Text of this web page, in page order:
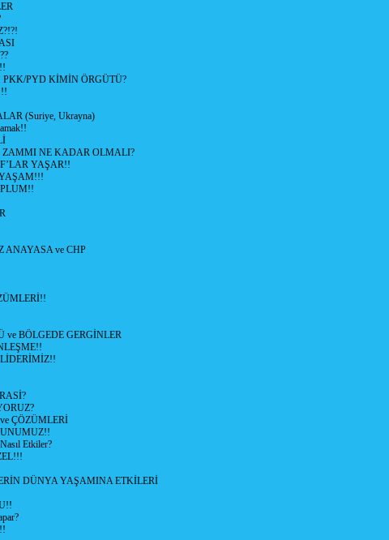
PYD KİMİN ÖRGÜTÜ?
(Suriye, Ukrayna)
ZAMMI NE KADAR OLMALI?
YAŞAR!!
ANAYASA ve CHP
BÖLGEDE GERGİNLER
ÇÖZÜMLERİ
Etkiler?
DÜNYA YAŞAMINA ETKİLERİ